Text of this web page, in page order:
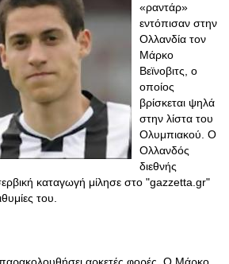
«ραντάρ»
εντόπισαν στην
Ολλανδία τον
Μάρκο
Βεϊνοβιτς, ο
οποίος
βρίσκεται ψηλά
στην λίστα του
Ολυμπιακού. Ο
Ολλανδός
διεθνής
καταγωγή μίλησε στο "gazzetta.gr"
του.